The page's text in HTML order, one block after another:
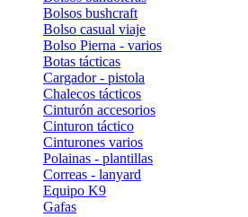
Bolsos bushcraft
Bolso casual viaje
Bolso Pierna - varios
Botas tácticas
Cargador - pistola
Chalecos tácticos
Cinturón accesorios
Cinturon táctico
Cinturones varios
Polainas - plantillas
Correas - lanyard
Equipo K9
Gafas